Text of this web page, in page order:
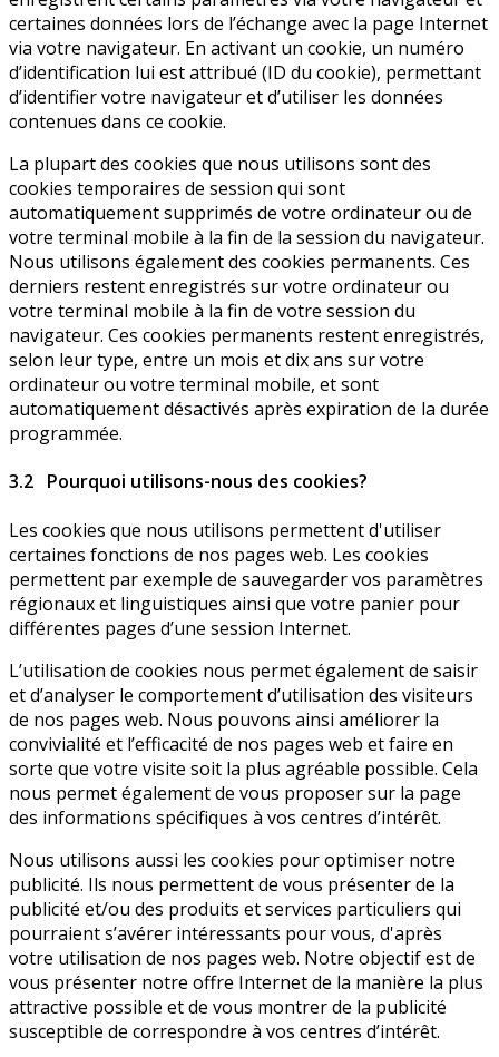
certaines données lors de l’échange avec la page Internet
via votre navigateur. En activant un cookie, un numéro
d’identification lui est attribué (ID du cookie), permettant
d’identifier votre navigateur et d’utiliser les données
contenues dans ce cookie.
La plupart des cookies que nous utilisons sont des
cookies temporaires de session qui sont
automatiquement supprimés de votre ordinateur ou de
votre terminal mobile à la fin de la session du navigateur.
Nous utilisons également des cookies permanents. Ces
derniers restent enregistrés sur votre ordinateur ou
votre terminal mobile à la fin de votre session du
navigateur. Ces cookies permanents restent enregistrés,
selon leur type, entre un mois et dix ans sur votre
ordinateur ou votre terminal mobile, et sont
automatiquement désactivés après expiration de la durée
programmée.
3.2 Pourquoi utilisons-nous des cookies?
Les cookies que nous utilisons permettent d'utiliser
certaines fonctions de nos pages web. Les cookies
permettent par exemple de sauvegarder vos paramètres
régionaux et linguistiques ainsi que votre panier pour
différentes pages d’une session Internet.
L’utilisation de cookies nous permet également de saisir
et d’analyser le comportement d’utilisation des visiteurs
de nos pages web. Nous pouvons ainsi améliorer la
convivialité et l’efficacité de nos pages web et faire en
sorte que votre visite soit la plus agréable possible. Cela
nous permet également de vous proposer sur la page
des informations spécifiques à vos centres d’intérêt.
Nous utilisons aussi les cookies pour optimiser notre
publicité. Ils nous permettent de vous présenter de la
publicité et/ou des produits et services particuliers qui
pourraient s’avérer intéressants pour vous, d'après
votre utilisation de nos pages web. Notre objectif est de
vous présenter notre offre Internet de la manière la plus
attractive possible et de vous montrer de la publicité
susceptible de correspondre à vos centres d’intérêt.